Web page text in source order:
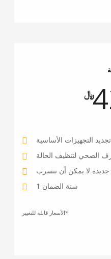
﷼
تجديد التجهيزات الأساسية
الصحي لتنظيف الحالة
جديدة لا يمكن أن تتسرب
1 سنة الضمان
الأسعار قابلة للتغيير*